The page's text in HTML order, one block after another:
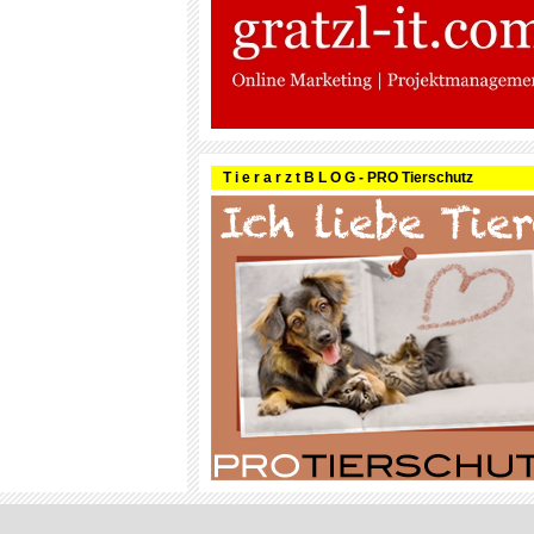
T i e r a r z t B L O G - PRO Tierschutz